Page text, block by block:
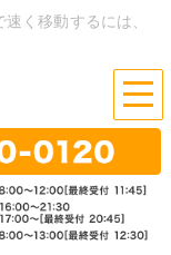
く移動するには、